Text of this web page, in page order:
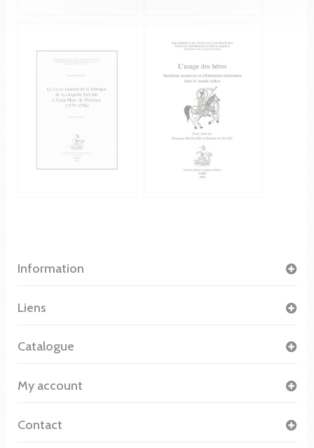
Information
Liens
Catalogue
My account
Contact